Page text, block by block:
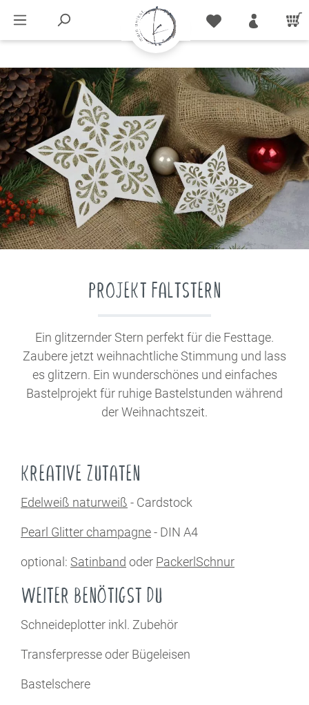
PROJEKT FALTSTERN
Ein glitzernder Stern perfekt für die Festtage.
Zaubere jetzt weihnachtliche Stimmung und lass
es glitzern. Ein wunderschönes und einfaches
Bastelprojekt für ruhige Bastelstunden während
der Weihnachtszeit.
KREATIVE ZUTATEN
Edelweiß naturweiß - Cardstock
Pearl Glitter champagne- DIN A4
optional: Satinband oder PackerlSchnur
WEITER BENÖTIGST DU
Schneideplotter inkl. Zubehör
Transferpresse oder Bügeleisen
Bastelschere